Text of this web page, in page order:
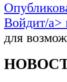
Войдит/a>
для